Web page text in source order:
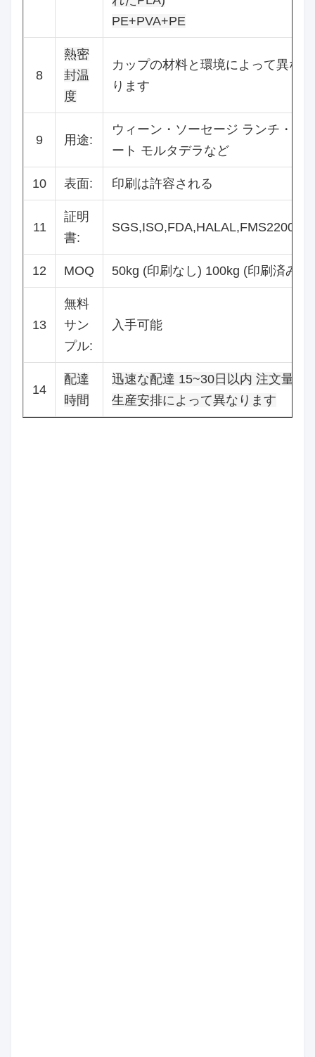
PE+PVA+PE
8
熱密
封温
度
カップの材料と環境によって異な
ります
9 用途:
ウィーン・ソーセージ ランチ・ミ
ート モルタデラなど
10 表面: 印刷は許容される
11
証明
書:
SGS,ISO,FDA,HALAL,FMS22000
12 MOQ 50kg (印刷なし) 100kg (印刷済み)
13
無料
サン
プル:
入手可能
14
配達
時間
迅速な配達 15~30日以内 注文量と
生産安排によって異なります